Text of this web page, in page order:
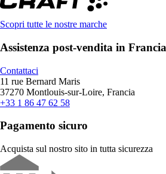
Scopri tutte le nostre marche
Assistenza post-vendita in Francia
Contattaci
11 rue Bernard Maris
37270 Montlouis-sur-Loire, Francia
+33 1 86 47 62 58
Pagamento sicuro
Acquista sul nostro sito in tutta sicurezza